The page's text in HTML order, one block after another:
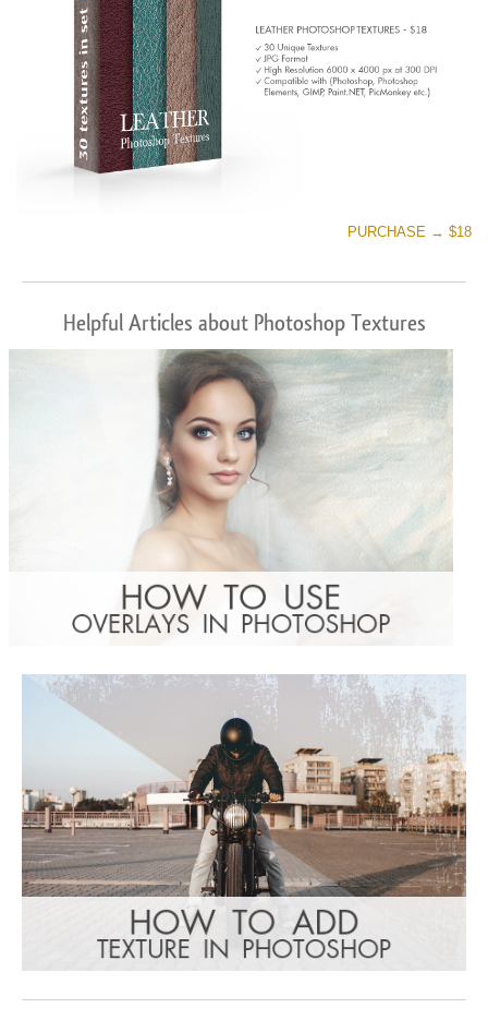
PURCHASE → $18
Helpful Articles about Photoshop Textures